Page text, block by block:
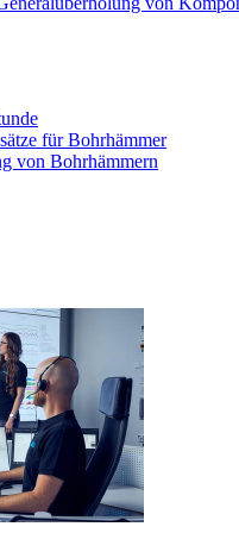
für Bohrhämmer
von Bohrhämmern